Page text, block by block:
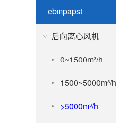
ebmpapst
后向离心风机
0~1500m³/h
1500~5000m³/h
>5000m³/h